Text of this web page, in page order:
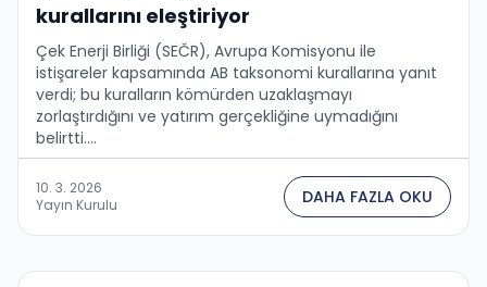
kurallarını eleştiriyor
Çek Enerji Birliği (SEČR), Avrupa Komisyonu ile
istişareler kapsamında AB taksonomi kurallarına yanıt
verdi; bu kuralların kömürden uzaklaşmayı
zorlaştırdığını ve yatırım gerçekliğine uymadığını
belirtti....
10. 3. 2026
Yayın Kurulu
DAHA FAZLA OKU